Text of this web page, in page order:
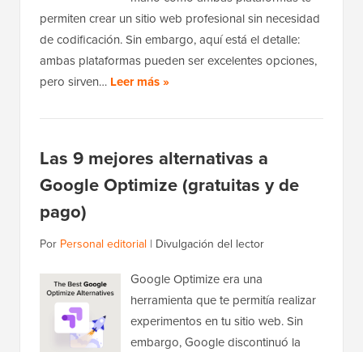
permiten crear un sitio web profesional sin necesidad
de codificación. Sin embargo, aquí está el detalle:
ambas plataformas pueden ser excelentes opciones,
pero sirven… Leer más »
Las 9 mejores alternativas a
Google Optimize (gratuitas y de
pago)
Por Personal editorial | Divulgación del lector
Google Optimize era una
herramienta que te permitía realizar
experimentos en tu sitio web. Sin
embargo, Google discontinuó la